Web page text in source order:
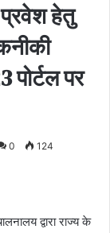
हेतु
पर
0 124
द्वारा राज्य के